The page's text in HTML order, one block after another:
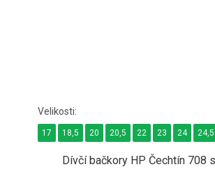
Dívčí bačkory HP Čechtín 708
17 18,5 20 20,5 22 23 24 24,5